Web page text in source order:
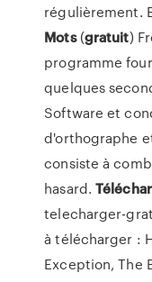
régulièrement.
Mots(gratuit)
programme
quelques
Software et
d'orthographe
consiste à
hasard.
telecharger-
à télécharger :
Exception, The